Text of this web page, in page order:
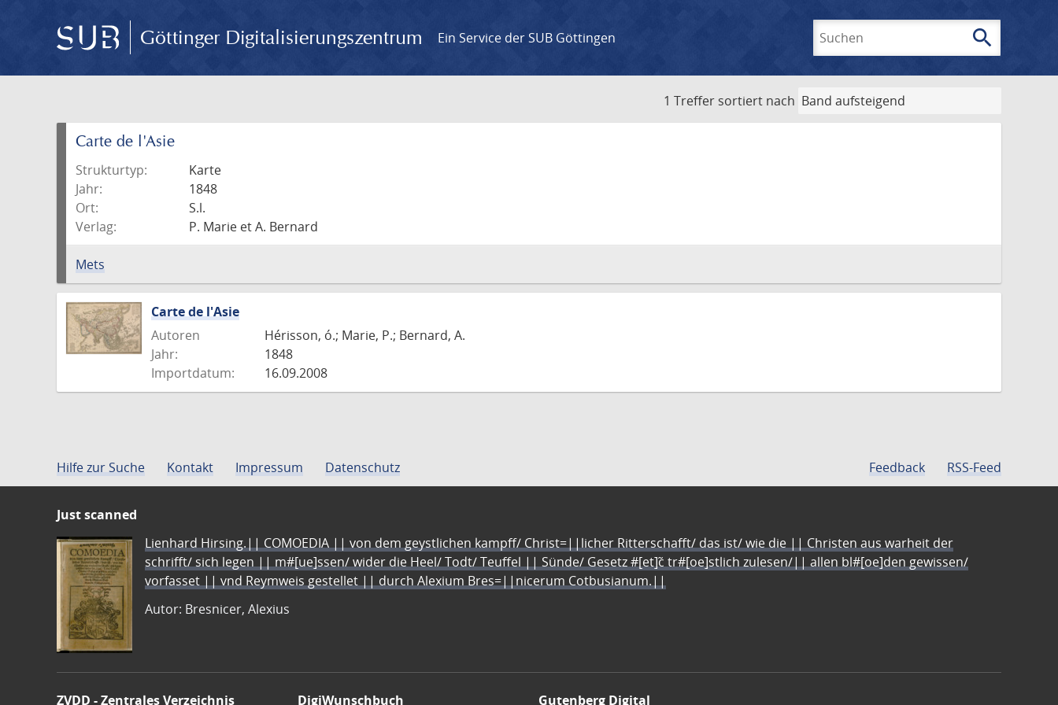
Göttinger Digitalisierungszentrum Ein Service der SUB Göttingen search
1 Treffer sortiert nach
Carte de l'Asie
Strukturtyp:
Karte
Jahr:
1848
Ort:
S.l.
Verlag:
P. Marie et A. Bernard
Mets
Carte de l'Asie
Autoren
Hérisson, ó.; Marie, P.; Bernard, A.
Jahr:
1848
Importdatum:
16.09.2008
Hilfe zur Suche Kontakt Impressum Datenschutz Feedback RSS-Feed
Just scanned
Lienhard Hirsing.|| COMOEDIA || von dem geystlichen kampff/ Christ=||licher Ritterschafft/ das ist/ wie die || Christen aus warheit der
schrifft/ sich legen || m#[ue]ssen/ wider die Heel/ Todt/ Teuffel || Sünde/ Gesetz #[et]c̃ tr#[oe]stlich zulesen/|| allen bl#[oe]den gewissen/
vorfasset || vnd Reymweis gestellet || durch Alexium Bres=||nicerum Cotbusianum.||
Autor: Bresnicer, Alexius
ZVDD - Zentrales Verzeichnis DigiWunschbuch Gutenberg Digital